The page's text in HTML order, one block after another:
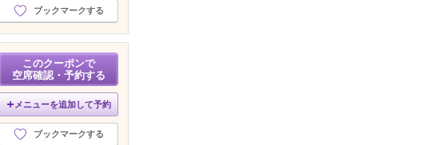
ブックマークする
このクーポンで
空席確認・予約する
メニューを追加して予約
ブックマークする